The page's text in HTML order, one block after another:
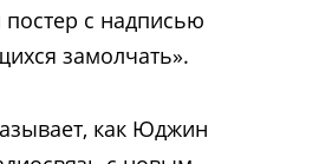
с надписью
замолчать».
как Юджин